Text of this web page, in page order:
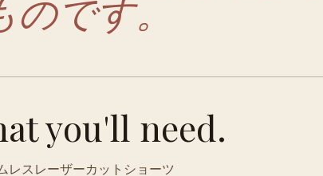
のです。
you'll need.
レスレーザーカットショーツ